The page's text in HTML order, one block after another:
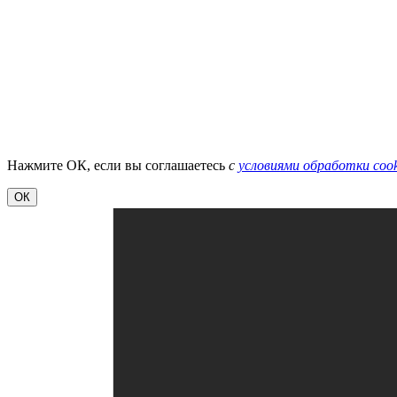
Нажмите ОК, если вы соглашаетесь с условиями обработки
ОК